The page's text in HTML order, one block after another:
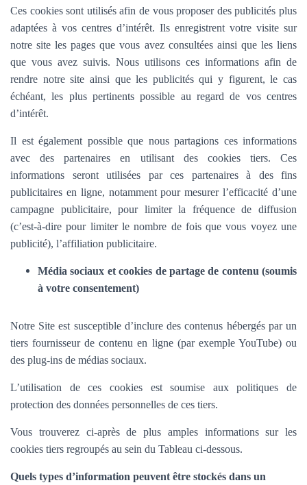
Ces cookies sont utilisés afin de vous proposer des publicités plus
adaptées à vos centres d’intérêt. Ils enregistrent votre visite sur
notre site les pages que vous avez consultées ainsi que les liens
que vous avez suivis. Nous utilisons ces informations afin de
rendre notre site ainsi que les publicités qui y figurent, le cas
échéant, les plus pertinents possible au regard de vos centres
d’intérêt.
Il est également possible que nous partagions ces informations
avec des partenaires en utilisant des cookies tiers. Ces
informations seront utilisées par ces partenaires à des fins
publicitaires en ligne, notamment pour mesurer l’efficacité d’une
campagne publicitaire, pour limiter la fréquence de diffusion
(c’est-à-dire pour limiter le nombre de fois que vous voyez une
publicité), l’affiliation publicitaire.
Média sociaux et cookies de partage de contenu (soumis
à votre consentement)
Notre Site est susceptible d’inclure des contenus hébergés par un
tiers fournisseur de contenu en ligne (par exemple YouTube) ou
des plug-ins de médias sociaux.
L’utilisation de ces cookies est soumise aux politiques de
protection des données personnelles de ces tiers.
Vous trouverez ci-après de plus amples informations sur les
cookies tiers regroupés au sein du Tableau ci-dessous.
Quels types d’information peuvent être stockés dans un